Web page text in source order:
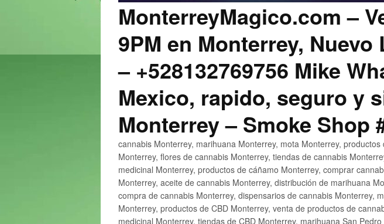
MonterreyMagico.com –
9PM en Monterrey,
– +528132769756 Mike
Mexico, rapido, seguro y
Monterrey – Smoke Shop
cannabis Monterrey, marihuana Monterrey, mota Monterrey,
Monterrey, flores de cannabis Monterrey, tiendas de cannabis
medicinal Monterrey, productos de cáñamo Monterrey, comprar
Monterrey, aceite de cannabis Monterrey, distribución de marihuana
compra de cannabis Monterrey, dispensarios de cannabis Monterrey,
Monterrey, productos de CBD Monterrey, venta de productos de
medicinal Monterrey, tiendas de CBD Monterrey, marihuana San